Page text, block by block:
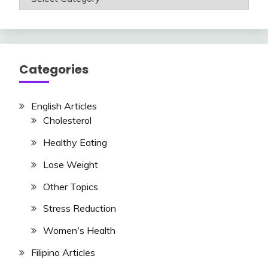
Articles
Categories
English Articles
Cholesterol
Healthy Eating
Lose Weight
Other Topics
Stress Reduction
Women's Health
Filipino Articles